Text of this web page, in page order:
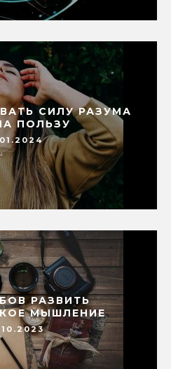
СИЛУ РАЗУМА
ПОЛЬЗУ
РАЗВИТЬ
МЫШЛЕНИЕ